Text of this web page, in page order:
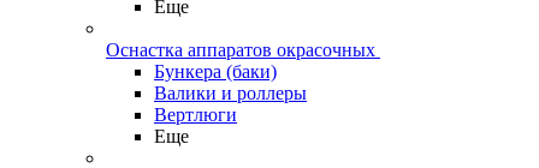
Еще
Оснастка аппаратов окрасочных
Бункера (баки)
Валики и роллеры
Вертлюги
Еще